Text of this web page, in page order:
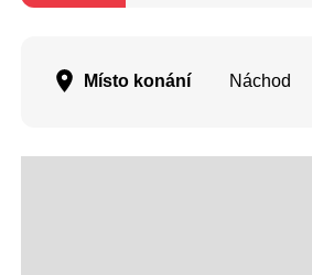
Místo konání Náchod